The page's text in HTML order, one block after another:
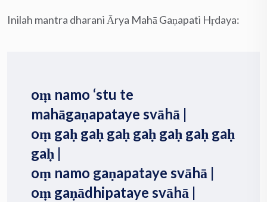
Inilah mantra dharani Ārya Mahā Gaṇapati Hṛdaya:
oṃ namo ‘stu te
mahāgaṇapataye svāhā |
oṃ gaḥ gaḥ gaḥ gaḥ gaḥ gaḥ gaḥ
gaḥ |
oṃ namo gaṇapataye svāhā |
oṃ gaṇādhipataye svāhā |